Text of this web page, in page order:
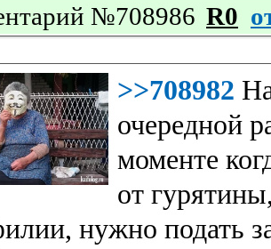
№708986 R0
>>708982
очередной
моменте
от
нужно подать